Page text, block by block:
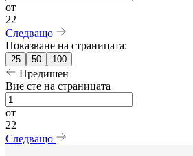
от
22
Следващо
Показване на страницата:
25 50 100
Предишен
Вие сте на страницата
от
22
Следващо